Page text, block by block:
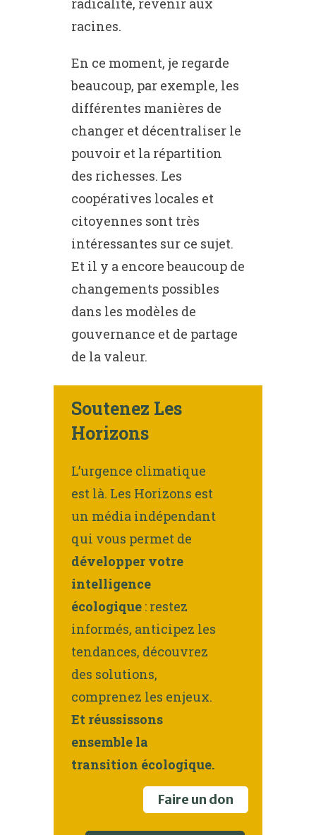
radicalité, revenir aux
racines.
En ce moment, je regarde
beaucoup, par exemple, les
différentes manières de
changer et décentraliser le
pouvoir et la répartition
des richesses. Les
coopératives locales et
citoyennes sont très
intéressantes sur ce sujet.
Et il y a encore beaucoup de
changements possibles
dans les modèles de
gouvernance et de partage
de la valeur.
Soutenez Les
Horizons
L’urgence climatique
est là. Les Horizons est
un média indépendant
qui vous permet de
développer votre
intelligence
écologique : restez
informés, anticipez les
tendances, découvrez
des solutions,
comprenez les enjeux.
Et réussissons
ensemble la
transition écologique.
Faire un don